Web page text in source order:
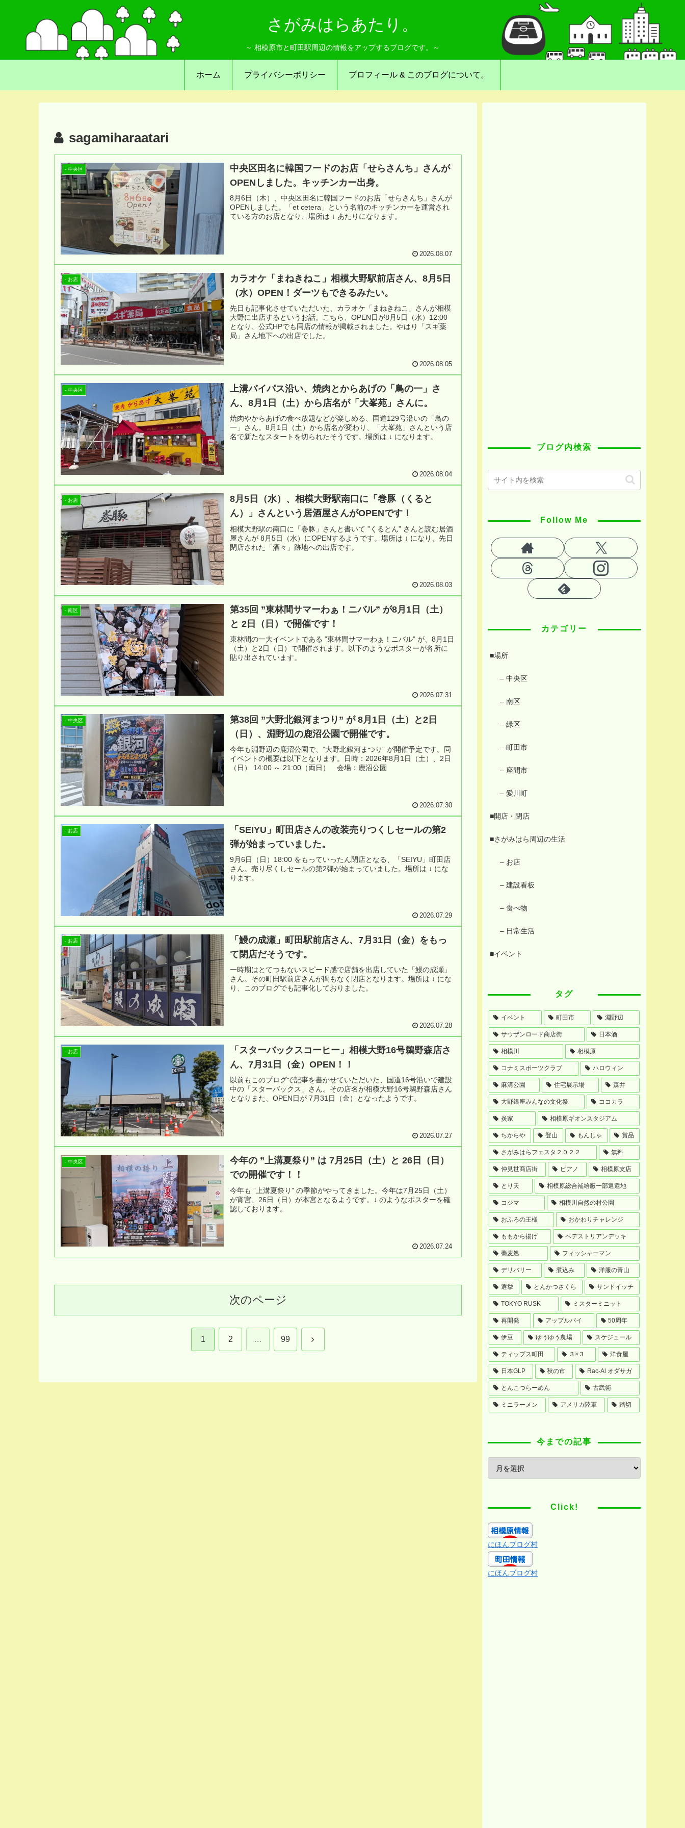
さがみはらあたり。
～ 相模原市と町田駅周辺の情報をアップするブログです。～
ホーム プライバシーポリシー プロフィール & このブログについて。
sagamiharaatari
- 中央区
中央区田名に韓国フードのお店「せらさんち」さんが
OPENしました。キッチンカー出身。
8月6日（木）、中央区田名に韓国フードのお店「せらさんち」さんが
OPENしました。「et cetera」という名前のキッチンカーを運営され
ている方のお店となり、場所は ↓ あたりになります。
2026.08.07
- お店
カラオケ「まねきねこ」相模大野駅前店さん、8月5日
（水）OPEN！ダーツもできるみたい。
先日も記事化させていただいた、カラオケ「まねきねこ」さんが相模
大野に出店するというお話。こちら、OPEN日が8月5日（水）12:00
となり、公式HPでも同店の情報が掲載されました。やはり「スギ薬
局」さん地下への出店でした。
2026.08.05
- 中央区
上溝バイパス沿い、焼肉とからあげの「鳥の一」さ
ん、8月1日（土）から店名が「大峯苑」さんに。
焼肉やからあげの食べ放題などが楽しめる、国道129号沿いの「鳥の
一」さん。8月1日（土）から店名が変わり、「大峯苑」さんという店
名で新たなスタートを切られたそうです。場所は ↓ になります。
2026.08.04
- お店
8月5日（水）、相模大野駅南口に「巻豚（くると
ん）」さんという居酒屋さんがOPENです！
相模大野駅の南口に「巻豚」さんと書いて ”くるとん” さんと読む居酒
屋さんが 8月5日（水）にOPENするようです。場所は ↓ になり、先日
閉店された「酒々」跡地への出店です。
2026.08.03
- 南区
第35回 ”東林間サマーわぁ！ニバル” が8月1日（土）
と 2日（日）で開催です！
東林間の一大イベントである ”東林間サマーわぁ！ニバル” が、8月1日
（土）と2日（日）で開催されます。以下のようなポスターが各所に
貼り出されています。
2026.07.31
- 中央区
第38回 ”大野北銀河まつり” が 8月1日（土）と2日
（日）、淵野辺の鹿沼公園で開催です。
今年も淵野辺の鹿沼公園で、”大野北銀河まつり” が開催予定です。同
イベントの概要は以下となります。日時：2026年8月1日（土）、2日
（日） 14:00 ～ 21:00（両日） 会場：鹿沼公園
2026.07.30
- お店
「SEIYU」町田店さんの改装売りつくしセールの第2
弾が始まっていました。
9月6日（日）18:00 をもっていったん閉店となる、「SEIYU」町田店
さん。売り尽くしセールの第2弾が始まっていました。場所は ↓ にな
ります。
2026.07.29
- お店
「鰻の成瀬」町田駅前店さん、7月31日（金）をもっ
て閉店だそうです。
一時期はとてつもないスピード感で店舗を出店していた「鰻の成瀬」
さん。その町田駅前店さんが間もなく閉店となります。場所は ↓ にな
り、このブログでも記事化しておりました。
2026.07.28
- お店
「スターバックスコーヒー」相模大野16号鵜野森店さ
ん、7月31日（金）OPEN！！
以前もこのブログで記事を書かせていただいた、国道16号沿いで建設
中の「スターバックス」さん。その店名が相模大野16号鵜野森店さん
となりまた、OPEN日が 7月31日（金）となったようです。
2026.07.27
- 中央区
今年の ”上溝夏祭り” は 7月25日（土）と 26日（日）
での開催です！！
今年も ”上溝夏祭り” の季節がやってきました。今年は7月25日（土）
が宵宮、26日（日）が本宮となるようです。↓ のようなポスターを確
認しております。
2026.07.24
次のページ
1 2 … 99 次
ブログ内検索
Follow Me
カテゴリー
■場所
– 中央区
– 南区
– 緑区
– 町田市
– 座間市
– 愛川町
■開店・閉店
■さがみはら周辺の生活
– お店
– 建設看板
– 食べ物
– 日常生活
■イベント
タグ
イベント 町田市 淵野辺
サウザンロード商店街 日本酒
相模川 相模原
コナミスポーツクラブ ハロウィン
麻溝公園 住宅展示場 森井
大野銀座みんなの文化祭 ココカラ
炎家 相模原ギオンスタジアム
ちからや 登山 もんじゃ 賞品
さがみはらフェスタ２０２２ 無料
仲見世商店街 ピアノ 相模原支店
とり天 相模原総合補給廠一部返還地
コジマ 相模川自然の村公園
おふろの王様 おかわりチャレンジ
ももから揚げ ペデストリアンデッキ
蕎麦処 フィッシャーマン
デリバリー 煮込み 洋服の青山
選挙 とんかつさくら サンドイッチ
TOKYO RUSK ミスターミニット
再開発 アップルパイ 50周年
伊豆 ゆうゆう農場 スケジュール
ティップス町田 ３×３ 洋食屋
日本GLP 秋の市 Rac-Al オダサガ
とんこつらーめん 古武術
ミニラーメン アメリカ陸軍 踏切
今までの記事
Click!
にほんブログ村
にほんブログ村